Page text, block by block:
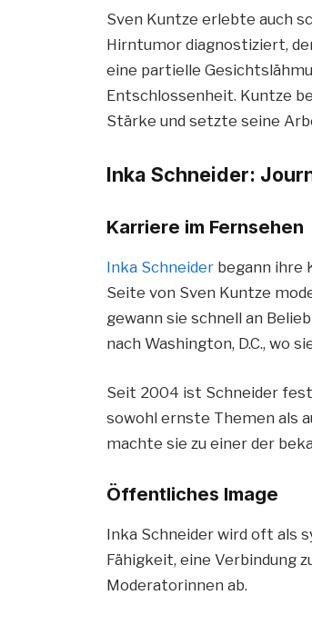
Sven Kuntze erlebte auch
Hirntumor diagnostiziert,
eine partielle
Entschlossenheit. Kuntze
Stärke und setzte seine
Inka Schneider:
Karriere im Fernsehen
Inka Schneider begann ihre
Seite von Sven Kuntze
gewann sie schnell an
nach Washington, D.C., wo
Seit 2004 ist Schneider
sowohl ernste Themen als
machte sie zu einer der
Öffentliches Image
Inka Schneider wird oft als
Fähigkeit, eine Verbindung
Moderatorinnen ab.